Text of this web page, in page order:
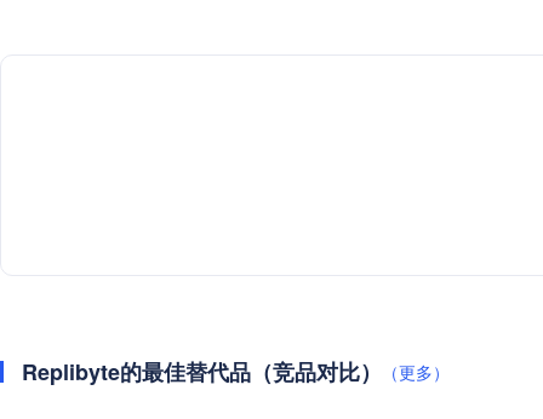
Replibyte的最佳替代品（竞品对比） （更多）